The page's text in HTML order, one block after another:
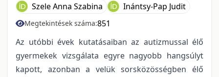
Szele Anna Szabina Inántsy-Pap Judit
Megtekintések száma:851
Az utóbbi évek kutatásaiban az autizmussal élő
gyermekek vizsgálata egyre nagyobb hangsúlyt
kapott, azonban a velük sorsközösségben élő